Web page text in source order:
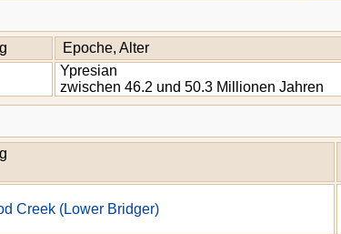
Epoche, Alter
Ypresian
zwischen 46.2 und 50.3 Millionen Jahren
Creek (Lower Bridger)